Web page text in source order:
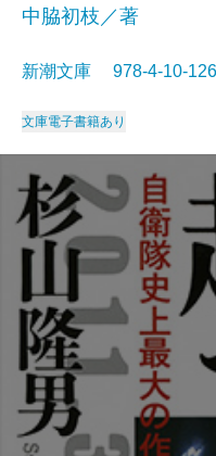
中脇初枝／著
新潮文庫 978-4-10-
文庫電子書籍あり